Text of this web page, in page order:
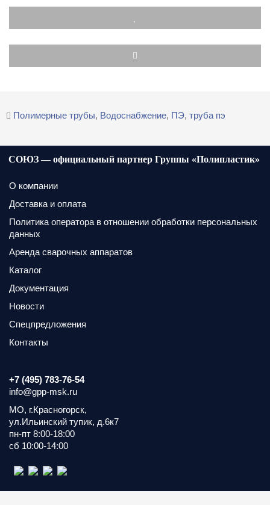
Полимерные трубы, Водоснабжение, ПЭ, труба пэ
СОЮЗ — официальный партнер Группы «Полипластик»
О компании
Доставка и оплата
Политика оператора в отношении обработки персональных
данных
Аренда сварочных аппаратов
Каталог
Документация
Новости
Спецпредложения
Контакты
+7 (495) 783-76-54
info@gpp-msk.ru
МО, г.Красногорск,
ул.Ильинский тупик, д.6к7
пн-пт 8:00-18:00
сб 10:00-14:00